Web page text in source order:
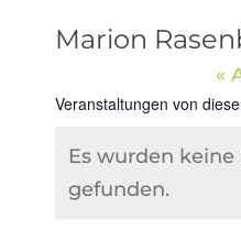
Marion
«
Veranstaltungen von
Hinweis
Es wurden keine
gefunden.